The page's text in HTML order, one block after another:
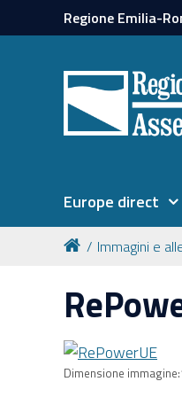
Regione Emilia-
Europe direct
Immagini e
Dimensione immagine: